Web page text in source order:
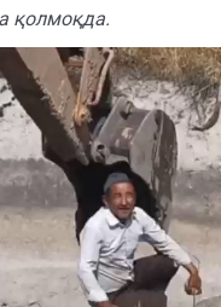
қолмоқда.